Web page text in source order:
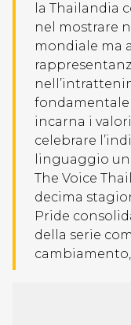
la Thailandia
nel mostrare
mondiale ma
fondamentale
incarna i
celebrare
linguaggio
The Voice
decima
Pride
della serie